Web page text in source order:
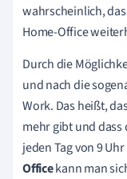
wahrscheinlich,
Home-Office
Durch die
und nach die
Work. Das heißt,
mehr gibt und dass
jeden Tag von 9
Officekann man